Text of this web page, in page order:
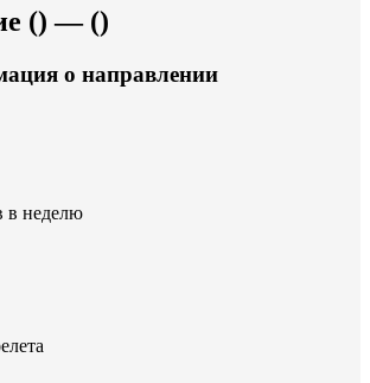
() — ()
о направлении
в неделю